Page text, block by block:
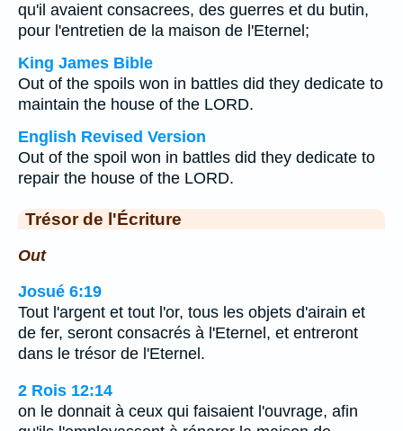
qu'il avaient consacrees, des guerres et du butin,
pour l'entretien de la maison de l'Eternel;
King James Bible
Out of the spoils won in battles did they dedicate to
maintain the house of the LORD.
English Revised Version
Out of the spoil won in battles did they dedicate to
repair the house of the LORD.
Trésor de l'Écriture
Out
Josué 6:19
Tout l'argent et tout l'or, tous les objets d'airain et
de fer, seront consacrés à l'Eternel, et entreront
dans le trésor de l'Eternel.
2 Rois 12:14
on le donnait à ceux qui faisaient l'ouvrage, afin